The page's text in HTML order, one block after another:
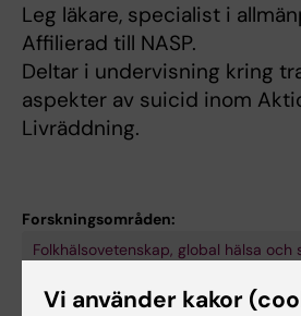
Leg läkare, specialist i
Affilierad till NASP.
Deltar i undervisning kring
aspekter av suicid inom
Livräddning.
Forskningsområden:
Folkhälsovetenskap, global hälsa och
Psykiatri
Vi använder kakor